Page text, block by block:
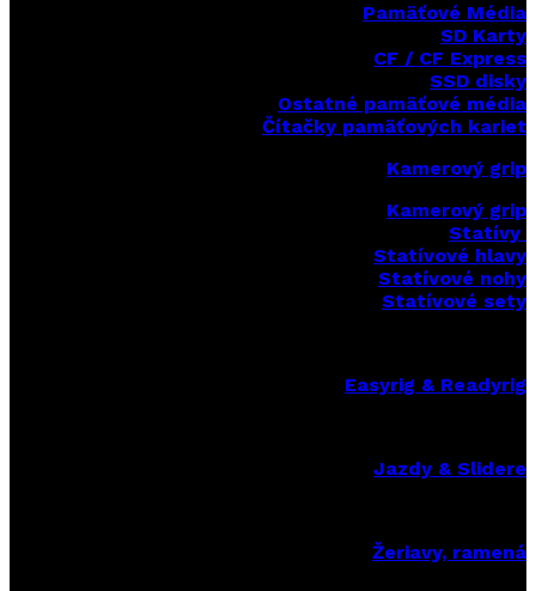
Pamäťové Média
SD Karty
CF / CF Express
SSD disky
Ostatné pamäťové média
Čítačky pamäťových kariet
Kamerový grip
Kamerový grip
Statívy
Statívové hlavy
Statívové nohy
Statívové sety
Easyrig & Readyrig
Jazdy & Slidere
Žeriavy, ramená